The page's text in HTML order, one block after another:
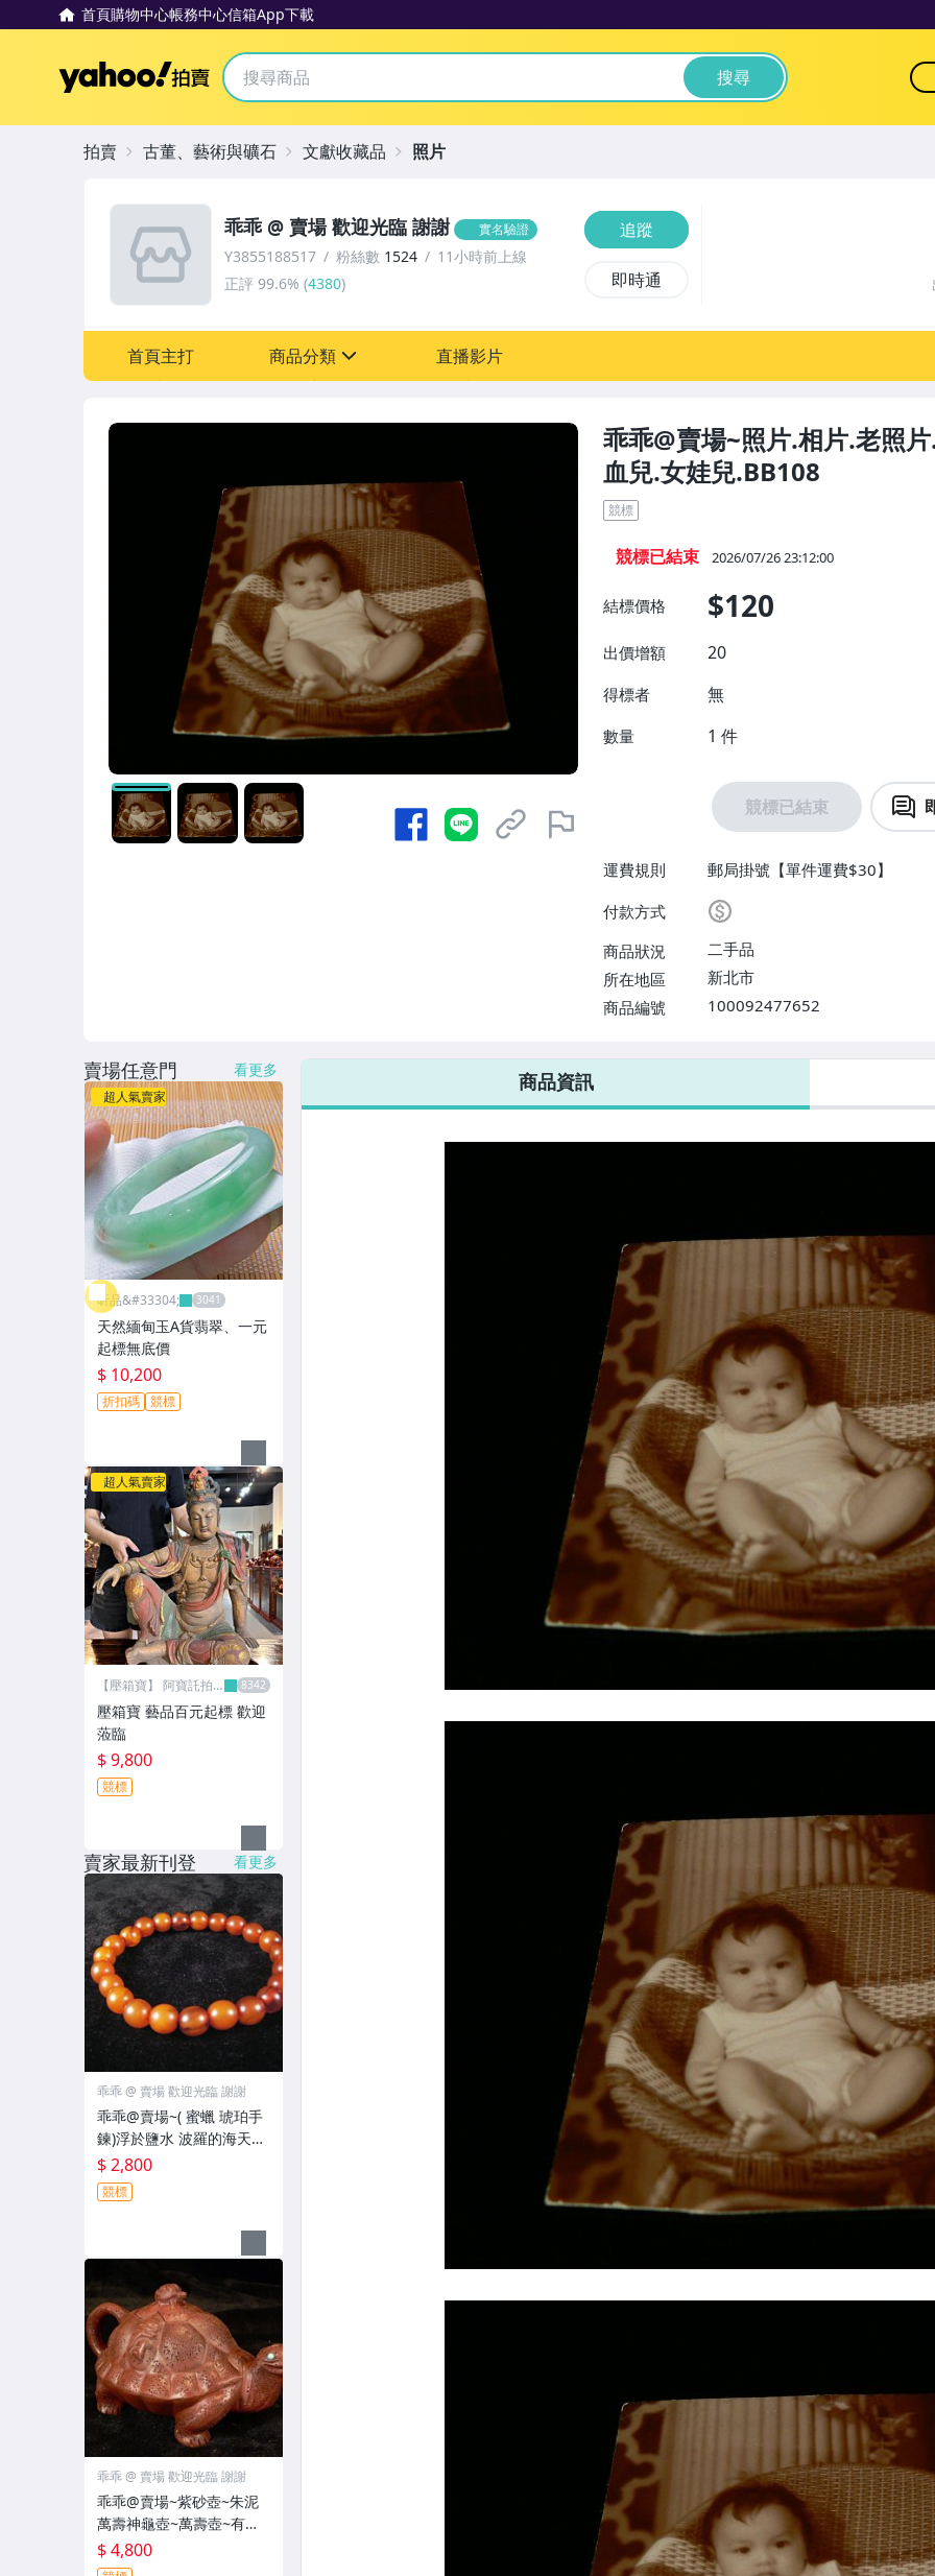
首頁購物中心帳務中心信箱App下載
Yahoo拍賣 搜尋
乖乖@賣場~照片.相片.老照
血兒.女娃兒.BB108
競標
競標已結束 2026/07/26 23:12:00
結標價格 $120
出價增額 20
得標者 無
數量 1 件
競標已結束
運費規則
郵局掛號【單件運費$30】
付款方式
商品狀況
二手品
所在地區
新北市
商品編號
100092477652
乖乖 @ 賣場 歡迎光臨 謝謝 實名驗證
Y3855188517 粉絲數 1524
11小時前上線
正評 99.6% (4380)
追蹤
即時通
首頁主打 商品分類
古董、藝術與礦石
居家、家具與園藝
玩具、模型與公仔
偶像、球員卡與郵幣
手錶與飾品配件
女包精品與女鞋
相機、攝影與周邊
運動、戶外與休閒
直播影片
拍賣 古董、藝術與礦石 文獻收藏品 照片
商品資訊
賣場任意門 看更多
超人氣賣家
昕品&#33304;
天然緬甸玉A貨翡翠、一元
起標無底價
$ 10,200
折扣碼 競標
超人氣賣家
【壓箱寶】 阿寶託拍
壓箱寶 藝品百元起標 歡迎
蒞臨
$ 9,800
競標
賣家最新刊登 看更多
乖乖 @ 賣場 歡迎光臨 謝謝
乖乖@賣場~( 蜜蠟 琥珀手
鍊)浮於鹽水 波羅的海天然
老蜜臘手鍊~ 8mm~手圍約
~17~18~( N028 )
$ 2,800
競標
乖乖 @ 賣場 歡迎光臨 謝謝
乖乖@賣場~紫砂壺~朱泥
萬壽神龜壺~萬壽壺~有款~
容量約~260cc(A91)
$ 4,800